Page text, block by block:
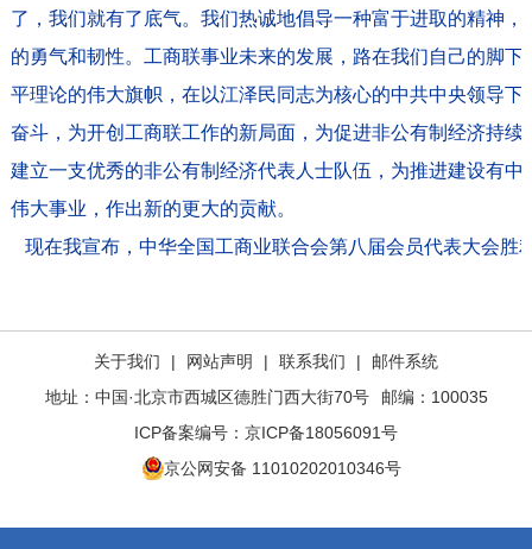
了，我们就有了底气。我们热诚地倡导一种富于进取的精神，
的勇气和韧性。工商联事业未来的发展，路在我们自己的脚下
平理论的伟大旗帜，在以江泽民同志为核心的中共中央领导下
奋斗，为开创工商联工作的新局面，为促进非公有制经济持续
建立一支优秀的非公有制经济代表人士队伍，为推进建设有中
伟大事业，作出新的更大的贡献。
现在我宣布，中华全国工商业联合会第八届会员代表大会胜
关于我们 | 网站声明 | 联系我们 |
邮件系统
地址：中国·北京市西城区德胜门西大街70号
邮编：100035
ICP备案编号： 京ICP备18056091号
京公网安备 11010202010346号